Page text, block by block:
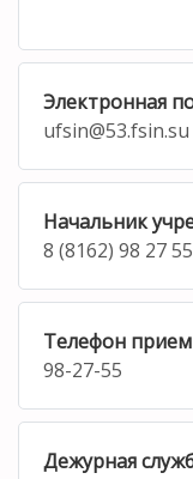
Электронная
ufsin@53.fsin.su
Начальник
8 (8162) 98 27 55
Телефон
98-27-55
Дежурная